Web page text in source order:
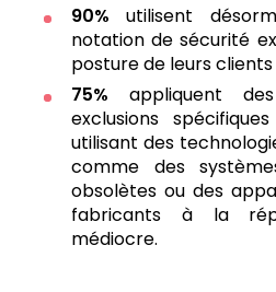
90% utilisent
notation de sécurité
posture de leurs
75% appliquent
exclusions
utilisant des
comme des
obsolètes ou des
fabricants à la
médiocre.